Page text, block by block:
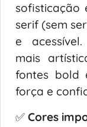
sofisticação
serif (sem
e
mais
fontes bold
força e
✅ Cores